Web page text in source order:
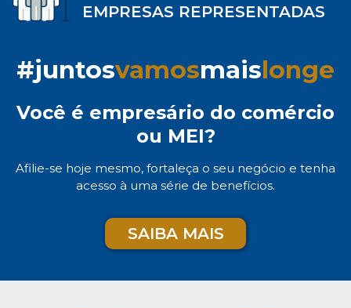
EMPRESAS REPRESENTADAS
#juntosvamosmaislonge
Você é empresário do comércio
ou MEI?
Afilie-se hoje mesmo, fortaleça o seu negócio e tenha
acesso à uma série de benefícios.
SAIBA MAIS